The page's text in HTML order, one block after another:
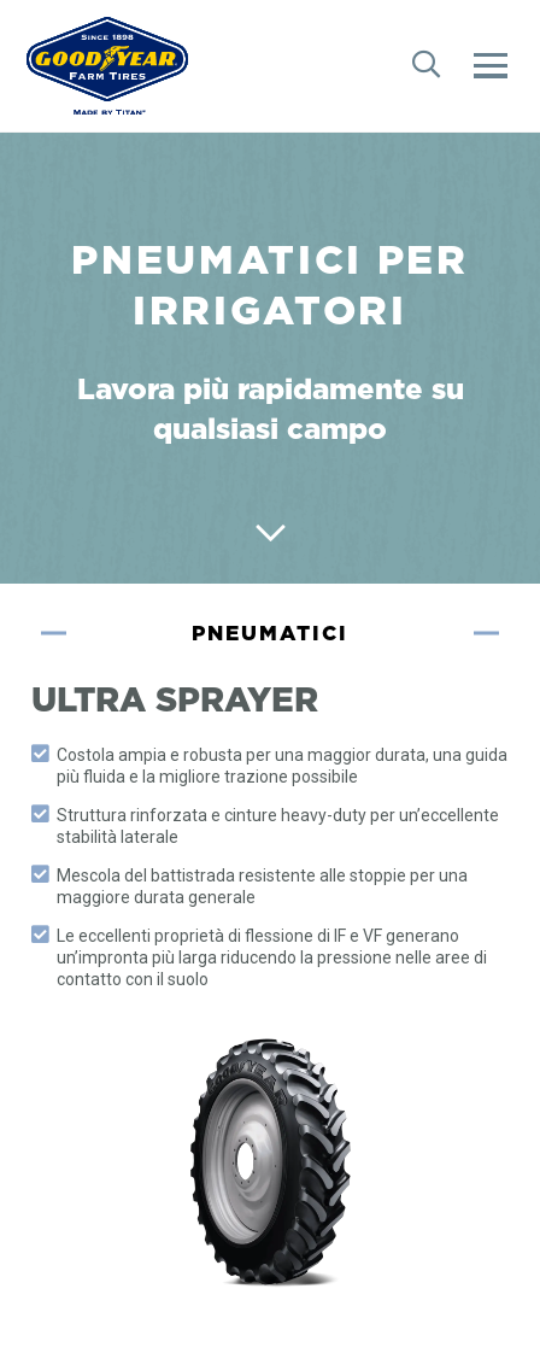
PNEUMATICI PER
IRRIGATORI
Lavora più rapidamente su
qualsiasi campo
PNEUMATICI
ULTRA SPRAYER
Costola ampia e robusta per una maggior durata, una guida
più fluida e la migliore trazione possibile
Struttura rinforzata e cinture heavy-duty per un’eccellente
stabilità laterale
Mescola del battistrada resistente alle stoppie per una
maggiore durata generale
Le eccellenti proprietà di flessione di IF e VF generano
un’impronta più larga riducendo la pressione nelle aree di
contatto con il suolo